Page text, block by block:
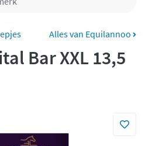
bezorgd
met Klarna
Alles van Equilannoo
Bar XXL 13,5